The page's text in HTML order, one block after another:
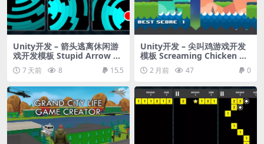
Unity开发 – 箭头逃离休闲游
戏开发模板 Stupid Arrow –
Hyper Casual Game
7 天前 8 15.5
Unity开发 – 尖叫鸡游戏开发
模板 Screaming Chicken Ga
me Template
2 月前 47 0